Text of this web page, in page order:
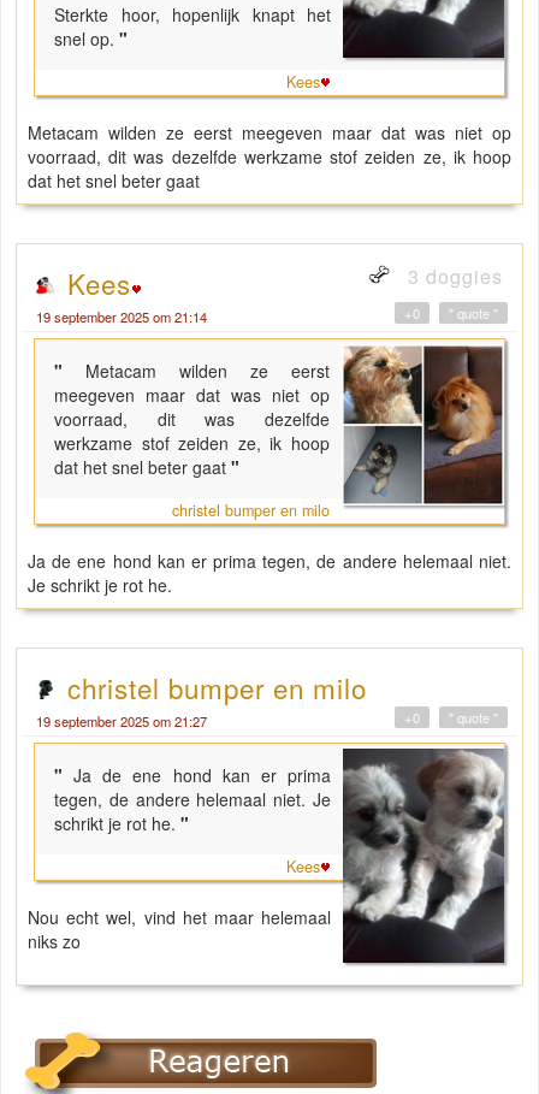
Sterkte hoor, hopenlijk knapt het
snel op. "
Kees
Metacam wilden ze eerst meegeven maar dat was niet op
voorraad, dit was dezelfde werkzame stof zeiden ze, ik hoop
dat het snel beter gaat
Kees 3 doggies
19 september 2025 om 21:14 " quote "
+0
" Metacam wilden ze eerst
meegeven maar dat was niet op
voorraad, dit was dezelfde
werkzame stof zeiden ze, ik hoop
dat het snel beter gaat "
christel bumper en milo
Ja de ene hond kan er prima tegen, de andere helemaal niet.
Je schrikt je rot he.
christel bumper en milo
19 september 2025 om 21:27 " quote "
+0
"Ja de ene hond kan er prima
tegen, de andere helemaal niet. Je
schrikt je rot he. "
Kees
Nou echt wel, vind het maar helemaal
niks zo